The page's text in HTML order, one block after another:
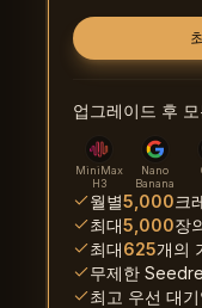
업그레이드 후
MiniMax
H3
Nano
Banana
월별5,000크
최대5,000장
최대625개의
무제한
최고 우선 대기